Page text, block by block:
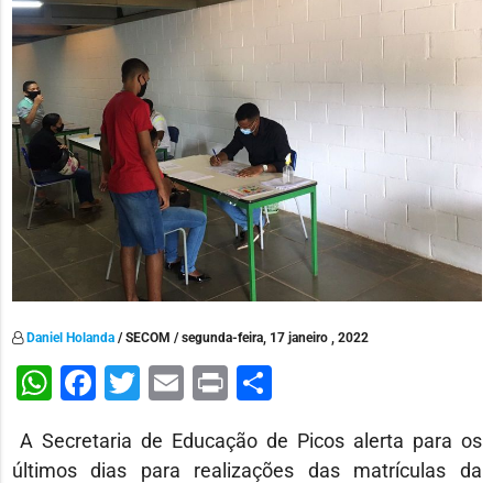
Daniel Holanda/ SECOM / segunda-feira, 17 janeiro , 2022
WhatsApp
Facebook
Twitter
Email
PrintShare
A Secretaria de Educação de Picos alerta para os
últimos dias para realizações das matrículas da